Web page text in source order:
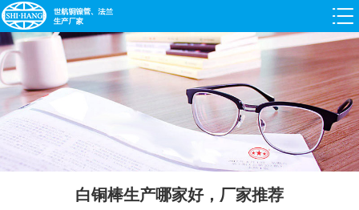
白铜棒生产哪家好，厂家推荐